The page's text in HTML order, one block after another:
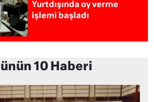
Yurtdışında oy verme
işlemi başladı
10 Haberi